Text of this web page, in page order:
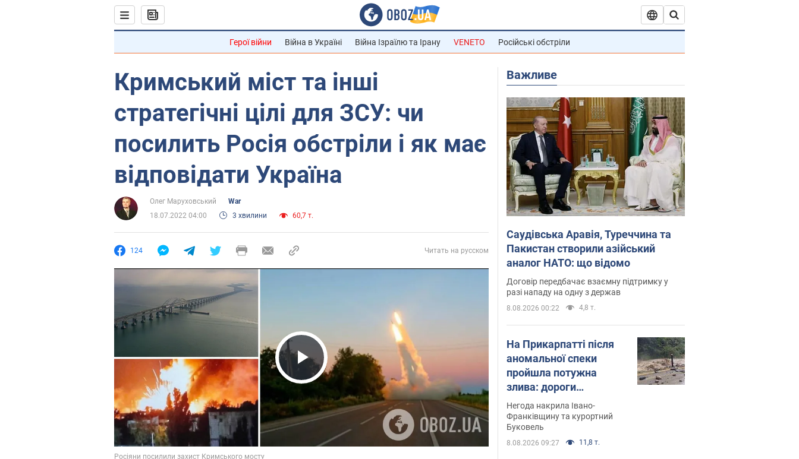
Герої війни Війна в Україні Війна Ізраїлю та Ірану VENETO Російські обстріли
Кримський міст та інші
стратегічні цілі для ЗСУ: чи
посилить Росія обстріли і як має
відповідати Україна
Олег Маруховський
War
18.07.2022 04:00
3 хвилини 60,7 т.
124 Читать на русском
Play Video
Важливе
Саудівська Аравія, Туреччина та
Пакистан створили азійський
аналог НАТО: що відомо
Договір передбачає взаємну підтримку у
разі нападу на одну з держав
8.08.2026 00:22 4,8 т.
На Прикарпатті після
аномальної спеки
пройшла потужна
злива: дороги
перетворились на
річки. Відео
Негода накрила Івано-
Франківщину та курортний
Буковель
8.08.2026 09:27 11,8 т.